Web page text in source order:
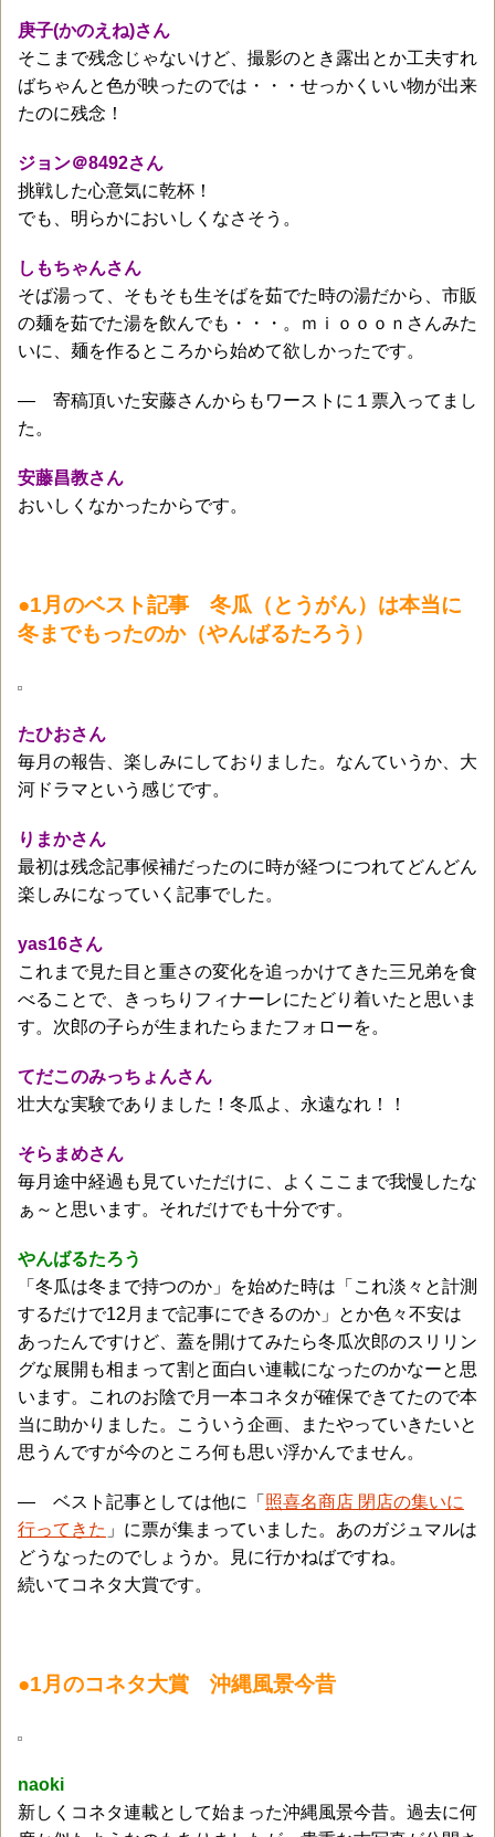
庚子(かのえね)さん
そこまで残念じゃないけど、撮影のとき露出とか工夫すれ
ばちゃんと色が映ったのでは・・・せっかくいい物が出来
たのに残念！
ジョン＠8492さん
挑戦した心意気に乾杯！
でも、明らかにおいしくなさそう。
しもちゃんさん
そば湯って、そもそも生そばを茹でた時の湯だから、市販
の麺を茹でた湯を飲んでも・・・。ｍｉｏｏｏｎさんみた
いに、麺を作るところから始めて欲しかったです。
― 寄稿頂いた安藤さんからもワーストに１票入ってまし
た。
安藤昌教さん
おいしくなかったからです。
●1月のベスト記事 冬瓜（とうがん）は本当に
冬までもったのか（やんばるたろう）
たひおさん
毎月の報告、楽しみにしておりました。なんていうか、大
河ドラマという感じです。
りまかさん
最初は残念記事候補だったのに時が経つにつれてどんどん
楽しみになっていく記事でした。
yas16さん
これまで見た目と重さの変化を追っかけてきた三兄弟を食
べることで、きっちりフィナーレにたどり着いたと思いま
す。次郎の子らが生まれたらまたフォローを。
てだこのみっちょんさん
壮大な実験でありました！冬瓜よ、永遠なれ！！
そらまめさん
毎月途中経過も見ていただけに、よくここまで我慢したな
ぁ～と思います。それだけでも十分です。
やんばるたろう
「冬瓜は冬まで持つのか」を始めた時は「これ淡々と計測
するだけで12月まで記事にできるのか」とか色々不安は
あったんですけど、蓋を開けてみたら冬瓜次郎のスリリン
グな展開も相まって割と面白い連載になったのかなーと思
います。これのお陰で月一本コネタが確保できてたので本
当に助かりました。こういう企画、またやっていきたいと
思うんですが今のところ何も思い浮かんでません。
― ベスト記事としては他に「 照喜名商店 閉店の集いに
行ってきた 」に票が集まっていました。あのガジュマルは
どうなったのでしょうか。見に行かねばですね。
続いてコネタ大賞です。
●1月のコネタ大賞 沖縄風景今昔
naoki
新しくコネタ連載として始まった沖縄風景今昔。過去に何